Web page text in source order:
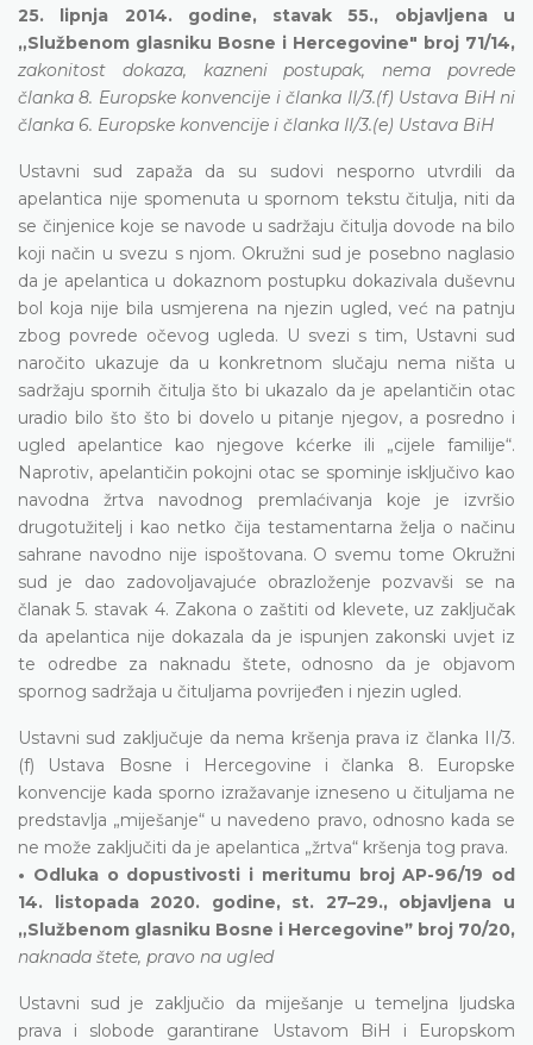
25. lipnja 2014. godine, stavak 55., objavljena u
„Službenom glasniku Bosne i Hercegovine" broj 71/14,
zakonitost dokaza, kazneni postupak, nema povrede
članka 8. Europske konvencije i članka II/3.(f) Ustava BiH ni
članka 6. Europske konvencije i članka II/3.(e) Ustava BiH
Ustavni sud zapaža da su sudovi nesporno utvrdili da
apelantica nije spomenuta u spornom tekstu čitulja, niti da
se činjenice koje se navode u sadržaju čitulja dovode na bilo
koji način u svezu s njom. Okružni sud je posebno naglasio
da je apelantica u dokaznom postupku dokazivala duševnu
bol koja nije bila usmjerena na njezin ugled, već na patnju
zbog povrede očevog ugleda. U svezi s tim, Ustavni sud
naročito ukazuje da u konkretnom slučaju nema ništa u
sadržaju spornih čitulja što bi ukazalo da je apelantičin otac
uradio bilo što što bi dovelo u pitanje njegov, a posredno i
ugled apelantice kao njegove kćerke ili „cijele familije“.
Naprotiv, apelantičin pokojni otac se spominje isključivo kao
navodna žrtva navodnog premlaćivanja koje je izvršio
drugotužitelj i kao netko čija testamentarna želja o načinu
sahrane navodno nije ispoštovana. O svemu tome Okružni
sud je dao zadovoljavajuće obrazloženje pozvavši se na
članak 5. stavak 4. Zakona o zaštiti od klevete, uz zaključak
da apelantica nije dokazala da je ispunjen zakonski uvjet iz
te odredbe za naknadu štete, odnosno da je objavom
spornog sadržaja u čituljama povrijeđen i njezin ugled.
Ustavni sud zaključuje da nema kršenja prava iz članka II/3.
(f) Ustava Bosne i Hercegovine i članka 8. Europske
konvencije kada sporno izražavanje izneseno u čituljama ne
predstavlja „miješanje“ u navedeno pravo, odnosno kada se
ne može zaključiti da je apelantica „žrtva“ kršenja tog prava.
• Odluka o dopustivosti i meritumu broj AP-96/19 od
14. listopada 2020. godine, st. 27–29., objavljena u
„Službenom glasniku Bosne i Hercegovineˮ broj 70/20,
naknada štete, pravo na ugled
Ustavni sud je zaključio da miješanje u temeljna ljudska
prava i slobode garantirane Ustavom BiH i Europskom